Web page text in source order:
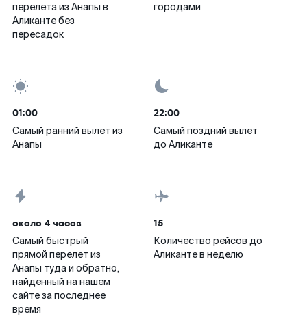
перелета из Анапы в
Аликанте без
пересадок
городами
01:00
Самый ранний вылет из
Анапы
22:00
Самый поздний вылет
до Аликанте
около 4 часов
Самый быстрый
прямой перелет из
Анапы туда и обратно,
найденный на нашем
сайте за последнее
время
15
Количество рейсов до
Аликанте в неделю